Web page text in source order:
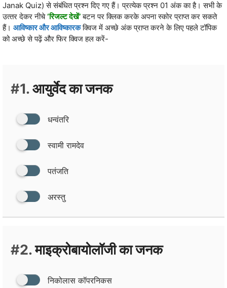
Janak Quiz) से संबंधित प्रश्‍न दिए गए हैं। प्रत्‍येक प्रश्‍न 01 अंक का है। सभी के
उत्‍तर देकर नीचे‘रिजल्‍ट देखें’बटन पर क्लिक करके अपना स्‍कोर प्राप्‍त कर सकते
हैं। आविष्कार और आविष्कारकक्विज में‍ अच्छे अंक प्राप्‍त करने के लिए पहले टॉपिक
को अच्‍छे से पढ़ें और फिर क्विज हल करें-
#1.आयुर्वेद का जनक
धन्‍वंतरि
स्‍वामी रामदेव
पतंजति
अरस्‍तु
#2.माइक्रोबायोलॉजी का जनक
निकोलास कॉपरनिकस